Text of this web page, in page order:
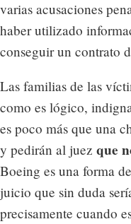
varias acusaciones
haber utilizado
conseguir un contrato
Las familias de las
como es lógico,
es poco más que una
y pedirán al juez que
Boeing es una forma
juicio que sin duda
precisamente cuando